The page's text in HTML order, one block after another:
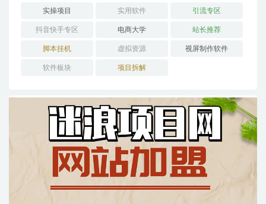
实操项目 实用软件 引流专区
抖音快手专区 电商大学 站长推荐
脚本挂机 虚拟资源 视屏制作软件
软件板块 项目拆解